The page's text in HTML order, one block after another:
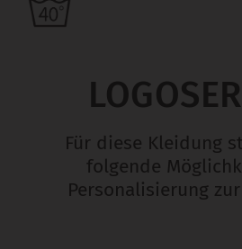
Für diese Kleidung
folgende
Personalisierung